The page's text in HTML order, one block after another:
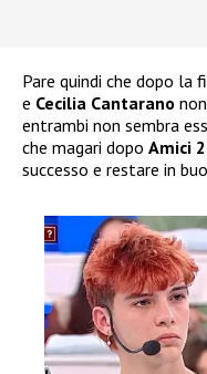
Pare quindi che dopo la
e Cecilia Cantarano
entrambi non sembra
che magari dopo Amici
successo e restare in